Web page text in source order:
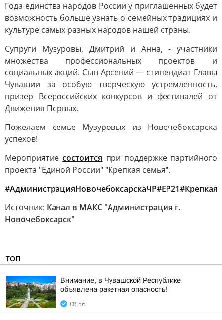
Года единства народов России у приглашенных будет
возможность больше узнать о семейных традициях и
культуре самых разных народов нашей страны.
Супруги Музуровы, Дмитрий и Анна, - участники
множества профессиональных проектов и
социальных акций. Сын Арсений — стипендиат Главы
Чувашии за особую творческую устремленность,
призер Всероссийских конкурсов и фестивалей от
Движения Первых.
Пожелаем семье Музуровых из Новочебоксарска
успехов!
Мероприятиесостоится при поддержке партийного
проекта "Единой России" "Крепкая семья".
#АдминистрацияНовочебоксарскаЧР#ЕР21
Источник: Канал в МАКС "Администрация г.
Новочебоксарск"
ТОП
Внимание, в Чувашской Республике
объявлена ракетная опасность!
08:56